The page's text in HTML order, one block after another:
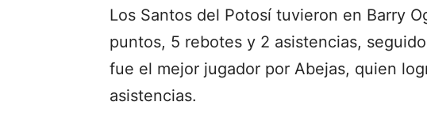
Los Santos del Potosí tuvieron en Barry
puntos, 5 rebotes y 2 asistencias,
fue el mejor jugador por Abejas, quien
asistencias.